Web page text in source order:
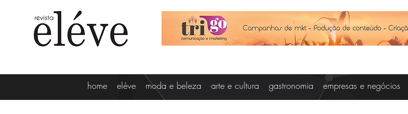
home eléve moda e beleza arte e cultura gastronomia empresas e negócios